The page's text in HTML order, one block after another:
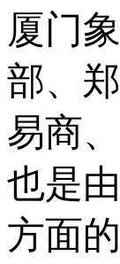
厦门
部、
易商
也是
方面